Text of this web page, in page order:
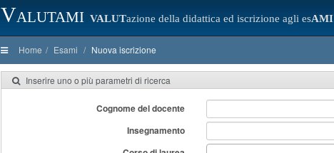
Valutami VALUTazione della didattica ed iscrizione agli esAMI
Home Esami Nuova iscrizione
Inserire uno o più parametri di ricerca
Cognome del docente
Insegnamento